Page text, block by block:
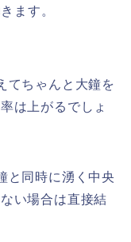
ます。
てちゃんと大鐘を
は上がるでしょ
と同時に湧く中央
い場合は直接結